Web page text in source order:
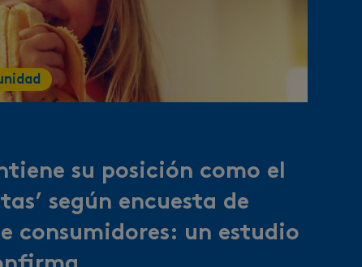
su posición como el
según encuesta de
consumidores: un estudio